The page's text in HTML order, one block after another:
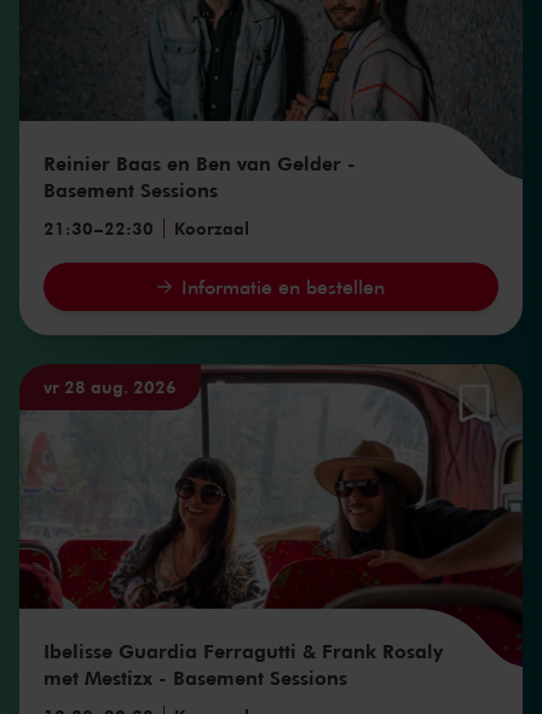
Reinier Baas en Ben van Gelder -
Basement Sessions
21:30–22:30 Koorzaal
Informatie en bestellen
Ibelisse Guardia Ferragutti & Frank Rosaly
met Mestizx - Basement Sessions
vr 28 aug. 2026